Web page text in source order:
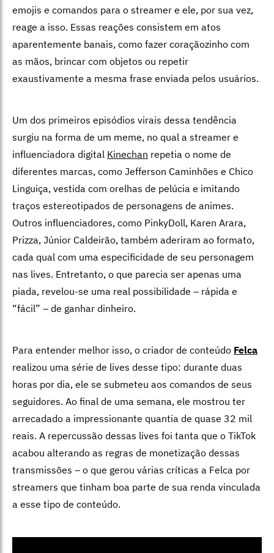
emojis e comandos para o streamer e ele, por sua vez,
reage a isso. Essas reações consistem em atos
aparentemente banais, como fazer coraçãozinho com
as mãos, brincar com objetos ou repetir
exaustivamente a mesma frase enviada pelos usuários.
Um dos primeiros episódios virais dessa tendência
surgiu na forma de um meme, no qual a streamer e
influenciadora digital Kinechan repetia o nome de
diferentes marcas, como Jefferson Caminhões e Chico
Linguiça, vestida com orelhas de pelúcia e imitando
traços estereotipados de personagens de animes.
Outros influenciadores, como PinkyDoll, Karen Arara,
Prizza, Júnior Caldeirão, também aderiram ao formato,
cada qual com uma especificidade de seu personagem
nas lives. Entretanto, o que parecia ser apenas uma
piada, revelou-se uma real possibilidade – rápida e
“fácil” – de ganhar dinheiro.
Para entender melhor isso, o criador de conteúdo Felca
realizou uma série de lives desse tipo: durante duas
horas por dia, ele se submeteu aos comandos de seus
seguidores. Ao final de uma semana, ele mostrou ter
arrecadado a impressionante quantia de quase 32 mil
reais. A repercussão dessas lives foi tanta que o TikTok
acabou alterando as regras de monetização dessas
transmissões – o que gerou várias críticas a Felca por
streamers que tinham boa parte de sua renda vinculada
a esse tipo de conteúdo.